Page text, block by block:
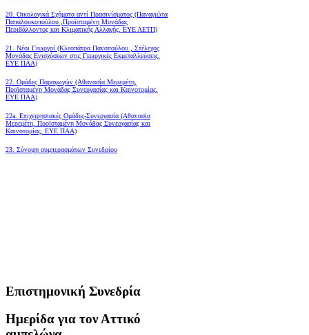
20. Οικολογικά Σχήματα αντί Πρασινίσματος (Παναγιώτα
Παπαλουκοπούλου ,Προϊσταμένη Μονάδας
Περιβάλλοντος και Κλιματικής Αλλαγής, ΕΥΕ ΑΕΤΠ)
21. Νέοι Γεωργοί (Κλεοπάτρα Πανοπούλου , Στέλεχος
Μονάδας Ενισχύσεων στις Γεωργικές Εκμεταλλεύσεις,
ΕΥΕ ΠΑΑ)
22. Ομάδες Παραγωγών (Αθανασία Μερεμέτη,
Προϊσταμένη Μονάδας Συνεργασίας και Καινοτομίας,
ΕΥΕ ΠΑΑ)
22a. Επιχειρησιακές Ομάδες-Συνεργασία (Αθανασία
Μερεμέτη, Προϊσταμένη Μονάδας Συνεργασίας και
Καινοτομίας, ΕΥΕ ΠΑΑ)
23. Σύνοψη συμπερασμάτων Συνεδρίου
Επιστημονική Συνεδρία
Ημερίδα για τον Αττικό